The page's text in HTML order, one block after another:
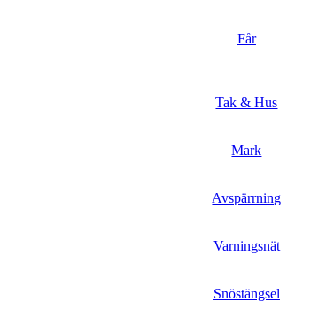
Får
Tak & Hus
Mark
Avspärrning
Varningsnät
Snöstängsel